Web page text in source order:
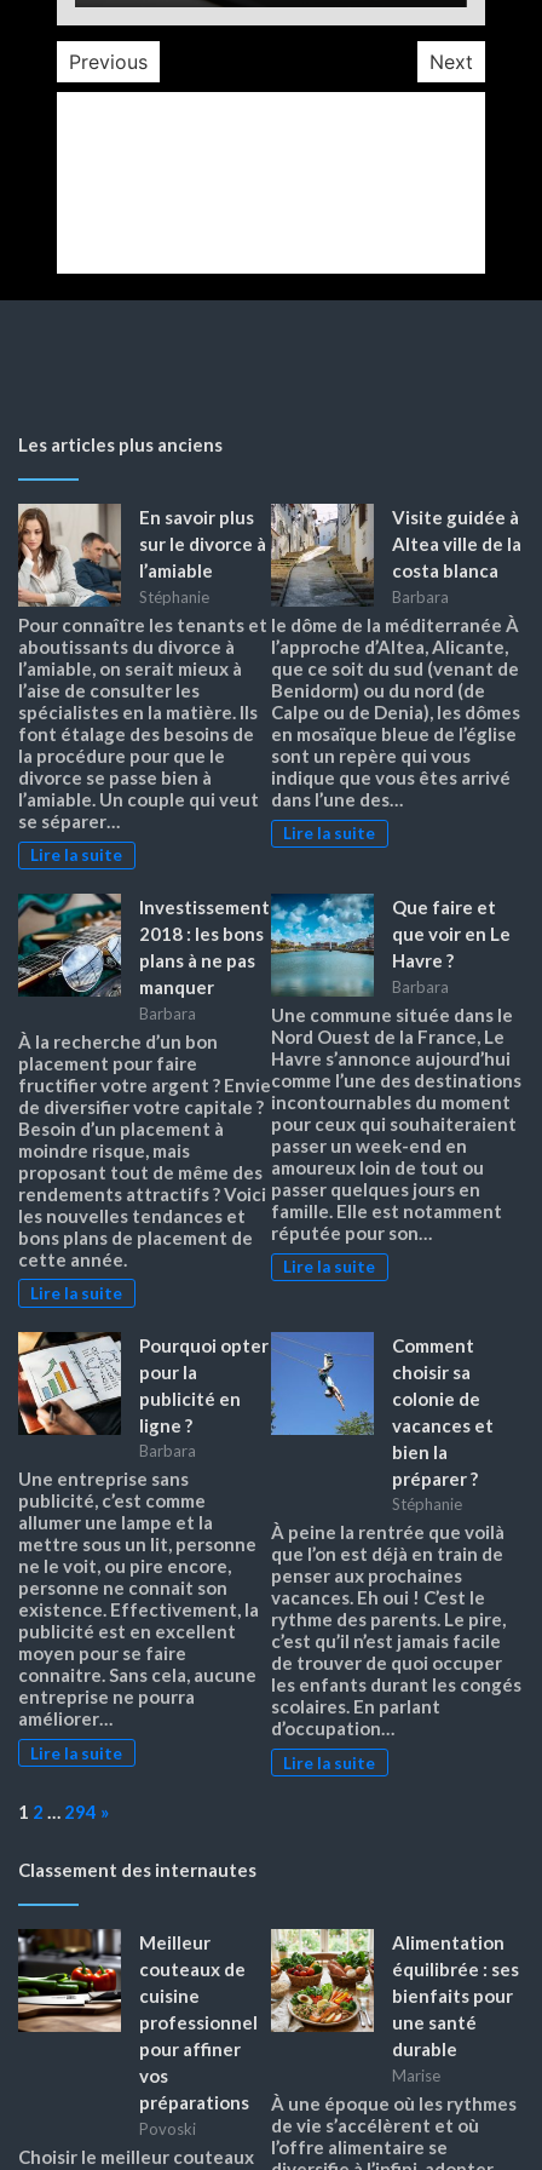
Previous Next
Les articles plus anciens
En savoir plus
sur le divorce à
l’amiable
Stéphanie
Pour connaître les tenants et
aboutissants du divorce à
l’amiable, on serait mieux à
l’aise de consulter les
spécialistes en la matière. Ils
font étalage des besoins de
la procédure pour que le
divorce se passe bien à
l’amiable. Un couple qui veut
se séparer…
Lire la suite
Visite guidée à
Altea ville de la
costa blanca
Barbara
le dôme de la méditerranée À
l’approche d’Altea, Alicante,
que ce soit du sud (venant de
Benidorm) ou du nord (de
Calpe ou de Denia), les dômes
en mosaïque bleue de l’église
sont un repère qui vous
indique que vous êtes arrivé
dans l’une des…
Lire la suite
Investissement
2018 : les bons
plans à ne pas
manquer
Barbara
À la recherche d’un bon
placement pour faire
fructifier votre argent ? Envie
de diversifier votre capitale ?
Besoin d’un placement à
moindre risque, mais
proposant tout de même des
rendements attractifs ? Voici
les nouvelles tendances et
bons plans de placement de
cette année.
Lire la suite
Que faire et
que voir en Le
Havre ?
Barbara
Une commune située dans le
Nord Ouest de la France, Le
Havre s’annonce aujourd’hui
comme l’une des destinations
incontournables du moment
pour ceux qui souhaiteraient
passer un week-end en
amoureux loin de tout ou
passer quelques jours en
famille. Elle est notamment
réputée pour son…
Lire la suite
Pourquoi opter
pour la
publicité en
ligne ?
Barbara
Une entreprise sans
publicité, c’est comme
allumer une lampe et la
mettre sous un lit, personne
ne le voit, ou pire encore,
personne ne connait son
existence. Effectivement, la
publicité est en excellent
moyen pour se faire
connaitre. Sans cela, aucune
entreprise ne pourra
améliorer…
Lire la suite
Comment
choisir sa
colonie de
vacances et
bien la
préparer ?
Stéphanie
À peine la rentrée que voilà
que l’on est déjà en train de
penser aux prochaines
vacances. Eh oui ! C’est le
rythme des parents. Le pire,
c’est qu’il n’est jamais facile
de trouver de quoi occuper
les enfants durant les congés
scolaires. En parlant
d’occupation…
Lire la suite
Page:
1 2 … 294 Next
»
Classement des internautes
Meilleur
couteaux de
cuisine
professionnel
pour affiner
vos
préparations
Povoski
Choisir le meilleur couteaux
Alimentation
équilibrée : ses
bienfaits pour
une santé
durable
Marise
À une époque où les rythmes
de vie s’accélèrent et où
l’offre alimentaire se